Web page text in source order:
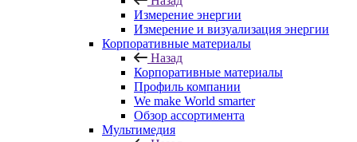
Измерение энергии
Измерение и визуализация энергии
Корпоративные материалы
Назад
Корпоративные материалы
Профиль компании
We make World smarter
Обзор ассортимента
Мультимедия